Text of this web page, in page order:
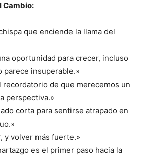
Cambio:
que enciende la llama del
oportunidad para crecer, incluso
parece insuperable.»
recordatorio de que merecemos un
perspectiva.»
corta para sentirse atrapado en
y volver más fuerte.»
es el primer paso hacia la